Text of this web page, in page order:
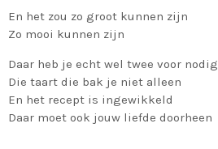
En het zou zo groot kunnen zijn
Zo mooi kunnen zijn
Daar heb je echt wel twee voor nodig
Die taart die bak je niet alleen
En het recept is ingewikkeld
Daar moet ook jouw liefde doorheen